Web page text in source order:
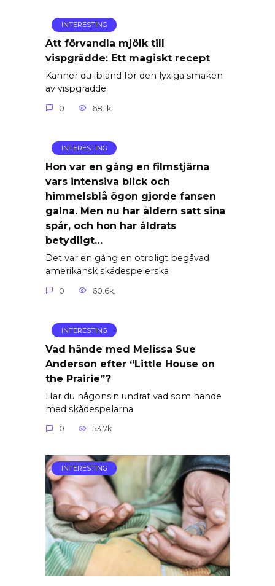
INTERESTING
Att förvandla mjölk till
vispgrädde: Ett magiskt recept
Känner du ibland för den lyxiga smaken
av vispgrädde
0 68.1k.
INTERESTING
Hon var en gång en filmstjärna
vars intensiva blick och
himmelsblå ögon gjorde fansen
galna. Men nu har åldern satt sina
spår, och hon har åldrats
betydligt…
Det var en gång en otroligt begåvad
amerikansk skådespelerska
0 60.6k.
INTERESTING
Vad hände med Melissa Sue
Anderson efter “Little House on
the Prairie”?
Har du någonsin undrat vad som hände
med skådespelarna
0 53.7k.
INTERESTING